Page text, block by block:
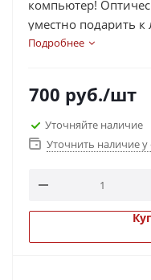
компьютер!
уместно подарить
пожеланиями
Подробнее
700 руб./шт
Уточняйте наличие
Уточнить наличие